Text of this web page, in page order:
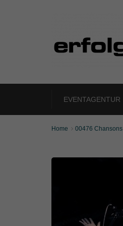
EVENTAGENTUR
Home  00476 Chansons